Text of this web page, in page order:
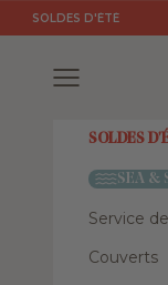
SOLDES D'ÉTÉ
Menu
SOLDES
SEA &
Service
Couverts